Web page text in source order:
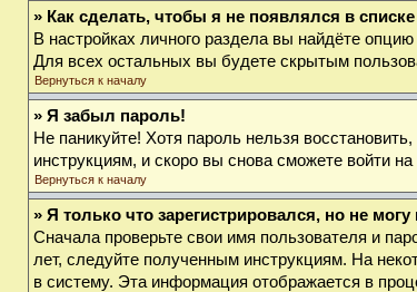
» Как сделать, чтобы я не появлялся в
В настройках личного раздела вы найдёте опцию
Для всех остальных вы будете скрытым
Вернуться к началу
» Я забыл пароль!
Не паникуйте! Хотя пароль нельзя
инструкциям, и скоро вы снова сможете войти
Вернуться к началу
» Я только что зарегистрировался, но не могу
Сначала проверьте свои имя пользователя и
лет, следуйте полученным инструкциям. На
в систему. Эта информация отображается в